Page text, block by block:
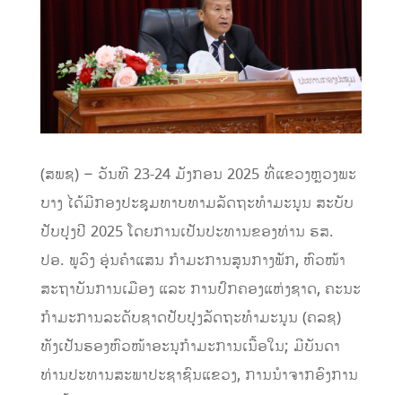
(ສພຊ) – ວັນທີ 23-24 ມັງກອນ 2025 ທີ່ແຂວງຫຼວງພະ
ບາງ ໄດ້ມີກອງປະຊຸມທາບທາມລັດຖະທຳມະນູນ ສະບັບ
ປັບປຸງປີ 2025 ໂດຍການເປັນປະທານຂອງທ່ານ ຮສ.
ປອ. ພູວົງ ອຸ່ນຄຳແສນ ກຳມະການສູນກາງພັກ, ຫົວໜ້າ
ສະຖາບັນການເມືອງ ແລະ ການປົກຄອງແຫ່ງຊາດ, ຄະນະ
ກຳມະການລະດັບຊາດປັບປຸງລັດຖະທຳມະນູນ (ຄລຊ)
ທັງເປັນຮອງຫົວໜ້າອະນຸກຳມະການເນື້ອໃນ; ມີບັນດາ
ທ່ານປະທານສະພາປະຊາຊົນແຂວງ, ການນຳຈາກອົງການ